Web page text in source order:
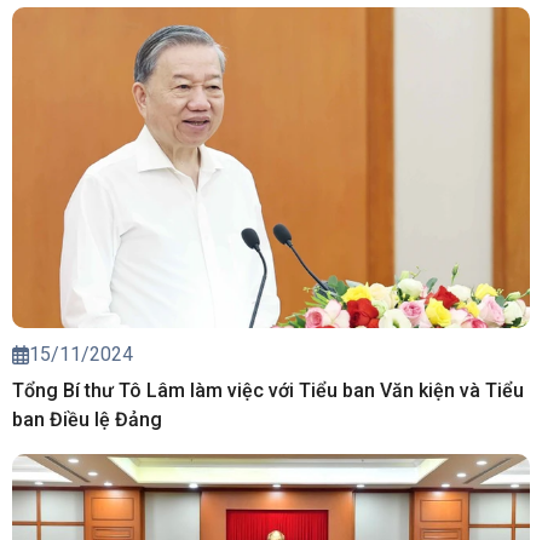
15/11/2024
Tổng Bí thư Tô Lâm làm việc với Tiểu ban Văn kiện và Tiểu
ban Điều lệ Đảng